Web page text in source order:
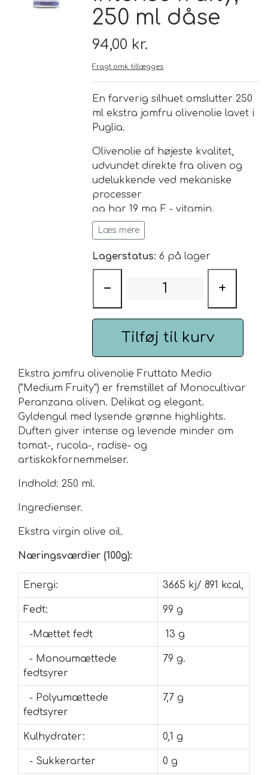
Brand
Te
Løsvægt teer
Sort Te
Grøn Te
Grøn Hvid Te
Hvid Te
Rooibush
Urte & Frugt teer
Chaplon Te
Kusmi Te
Matcha te og tilbehør
Nyheder
250 ml dåse
94,00 kr.
Fragt omk. tillægges
En farverig silhuet omslutter 250
ml ekstra jomfru olivenolie lavet i
Puglia.
Olivenolie af højeste kvalitet,
udvundet direkte fra oliven og
udelukkende ved mekaniske
processer
og har 19 mg E - vitamin.
Kraftigere smag end medium
Opbevares indendørs og væk
fra varmekilder.
Læs mere
Lagerstatus: 6 på lager
− +
Tilføj til kurv
Ekstra jomfru olivenolie Fruttato Medio
("Medium Fruity") er fremstillet af Monocultivar
Peranzana oliven. Delikat og elegant.
Gyldengul med lysende grønne highlights.
Duften giver intense og levende minder om
tomat-, rucola-, radise- og
artiskokfornemmelser.
Indhold: 250 ml.
Ingredienser.
Ekstra virgin olive oil.
Næringsværdier (100g):
Energi: 3665 kj/ 891 kcal,
Fedt: 99 g
-Mættet fedt 13 g
- Monoumættede
fedtsyrer
79 g.
- Polyumættede
fedtsyrer
7,7 g
Kulhydrater: 0,1 g
- Sukkerarter 0 g